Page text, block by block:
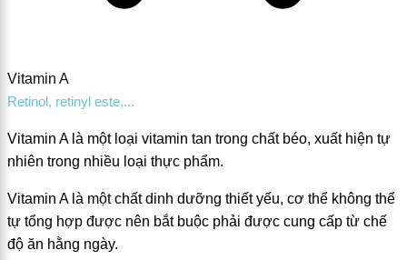
Vitamin A
Retinol, retinyl este,...
Vitamin A là một loại vitamin tan trong chất béo, xuất hiện tự
nhiên trong nhiều loại thực phẩm.
Vitamin A là một chất dinh dưỡng thiết yếu, cơ thể không thể
tự tổng hợp được nên bắt buộc phải được cung cấp từ chế
độ ăn hằng ngày.